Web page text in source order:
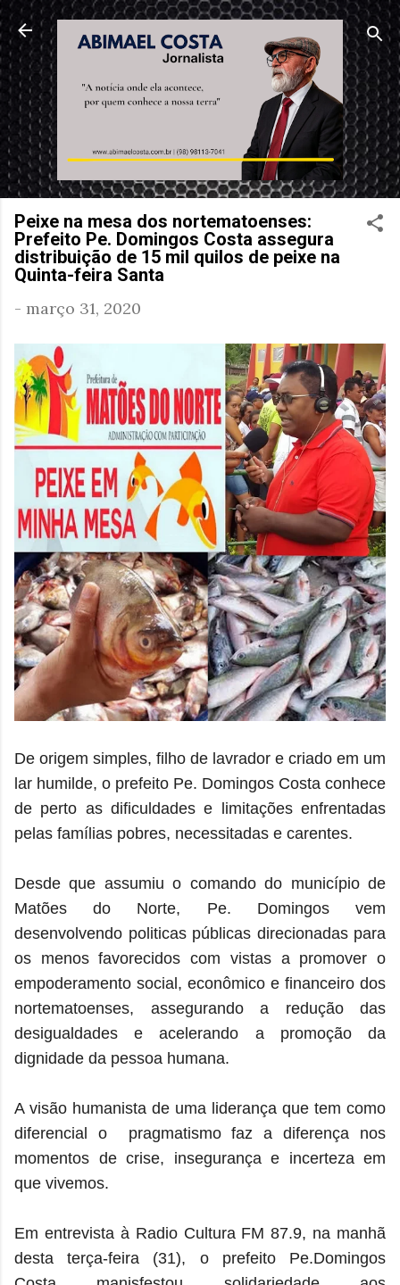
Pular para o conteúdo principal
Peixe na mesa dos nortematoenses:
Prefeito Pe. Domingos Costa assegura
distribuição de 15 mil quilos de peixe na
Quinta-feira Santa
- março 31, 2020
De origem simples, filho de lavrador e criado em um
lar humilde, o prefeito Pe. Domingos Costa conhece
de perto as dificuldades e limitações enfrentadas
pelas famílias pobres, necessitadas e carentes.
Desde que assumiu o comando do município de
Matões do Norte, Pe. Domingos vem
desenvolvendo politicas públicas direcionadas para
os menos favorecidos com vistas a promover o
empoderamento social, econômico e financeiro dos
nortematoenses, assegurando a redução das
desigualdades e acelerando a promoção da
dignidade da pessoa humana.
A visão humanista de uma liderança que tem como
diferencial o pragmatismo faz a diferença nos
momentos de crise, insegurança e incerteza em
que vivemos.
Em entrevista à Radio Cultura FM 87.9, na manhã
desta terça-feira (31), o prefeito Pe.Domingos